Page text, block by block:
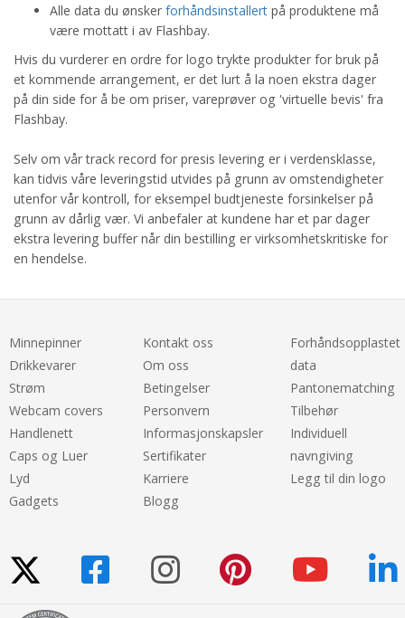
Alle data du ønsker forhåndsinstallert på produktene må
være mottatt i av Flashbay.
Hvis du vurderer en ordre for logo trykte produkter for bruk på
et kommende arrangement, er det lurt å la noen ekstra dager
på din side for å be om priser, vareprøver og 'virtuelle bevis' fra
Flashbay.
Selv om vår track record for presis levering er i verdensklasse,
kan tidvis våre leveringstid utvides på grunn av omstendigheter
utenfor vår kontroll, for eksempel budtjeneste forsinkelser på
grunn av dårlig vær. Vi anbefaler at kundene har et par dager
ekstra levering buffer når din bestilling er virksomhetskritiske for
en hendelse.
Minnepinner
Drikkevarer
Strøm
Webcam covers
Handlenett
Caps og Luer
Lyd
Gadgets
Kontakt oss
Om oss
Betingelser
Personvern
Informasjonskapsler
Sertifikater
Karriere
Blogg
Forhåndsopplastet
data
Pantonematching
Tilbehør
Individuell
navngiving
Legg til din logo